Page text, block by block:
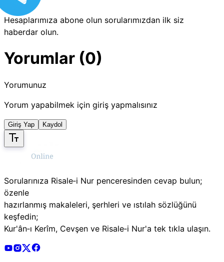
Hesaplarımıza abone olun sorularımızdan ilk siz
haberdar olun.
Yorumlar (0)
Yorumunuz
Yorum yapabilmek için giriş yapmalısınız
Giriş Yap Kaydol
Sorularınıza Risale‑i Nur penceresinden cevap bulun;
özenle
hazırlanmış makaleleri, şerhleri ve ıstılah sözlüğünü
keşfedin;
Kur'ân‑ı Kerîm, Cevşen ve Risale‑i Nur'a tek tıkla ulaşın.
Risale Online Youtube Hesabı
Risale Online Instagram Hesabı
Risale Online X Hesabı